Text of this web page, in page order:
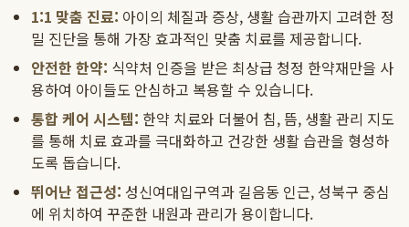
1:1 맞춤 진료: 아이의 체질과 증상, 생활 습관까지 고려한 정
밀 진단을 통해 가장 효과적인 맞춤 치료를 제공합니다.
안전한 한약: 식약처 인증을 받은 최상급 청정 한약재만을 사
용하여 아이들도 안심하고 복용할 수 있습니다.
통합 케어 시스템: 한약 치료와 더불어 침, 뜸, 생활 관리 지도
를 통해 치료 효과를 극대화하고 건강한 생활 습관을 형성하
도록 돕습니다.
뛰어난 접근성: 성신여대입구역과 길음동 인근, 성북구 중심
에 위치하여 꾸준한 내원과 관리가 용이합니다.